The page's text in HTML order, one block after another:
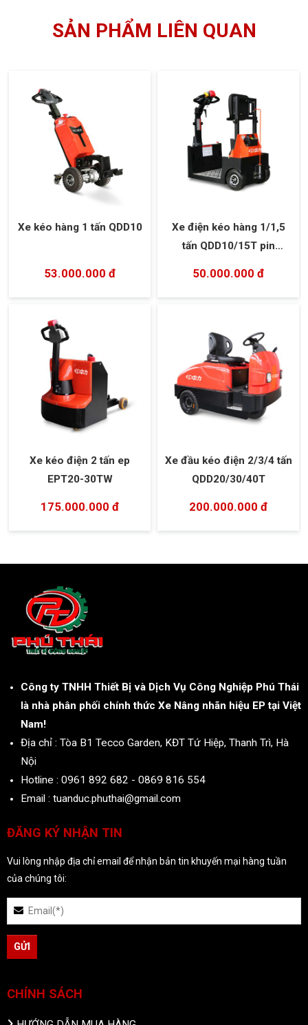
SẢN PHẨM LIÊN QUAN
Xe kéo hàng 1 tấn QDD10
53.000.000 đ
Xe điện kéo hàng 1/1,5
tấn QDD10/15T pin
50.000.000 đ
Xe kéo điện 2 tấn ep
EPT20-30TW
175.000.000 đ
Xe đầu kéo điện 2/3/4 tấn
QDD20/30/40T
200.000.000 đ
Công ty TNHH Thiết Bị và Dịch Vụ Công Nghiệp Phú Thái
là nhà phân phối chính thức Xe Nâng nhãn hiệu EP tại Việt
Nam!
Địa chỉ : Tòa B1 Tecco Garden, KĐT Tứ Hiệp, Thanh Trì, Hà
Nội
Hotline : 0961 892 682 - 0869 816 554
Email : tuanduc.phuthai@gmail.com
ĐĂNG KÝ NHẬN TIN
Vui lòng nhập địa chỉ email để nhận bản tin khuyến mại hàng tuần
của chúng tôi:
CHÍNH SÁCH